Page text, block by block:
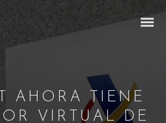
AHORA TIENE
VIRTUAL DE